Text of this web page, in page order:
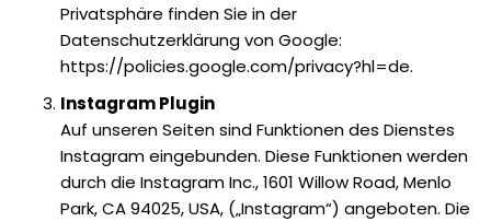
Privatsphäre finden Sie in der
Datenschutzerklärung von Google:
https://policies.google.com/privacy?hl=de.
Instagram Plugin
Auf unseren Seiten sind Funktionen des Dienstes
Instagram eingebunden. Diese Funktionen werden
durch die Instagram Inc., 1601 Willow Road, Menlo
Park, CA 94025, USA, („Instagram“) angeboten. Die